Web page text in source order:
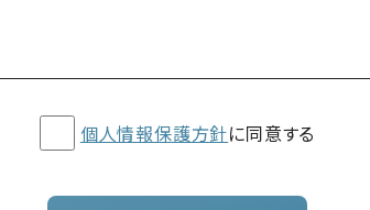
個人情報保護方針に同意する